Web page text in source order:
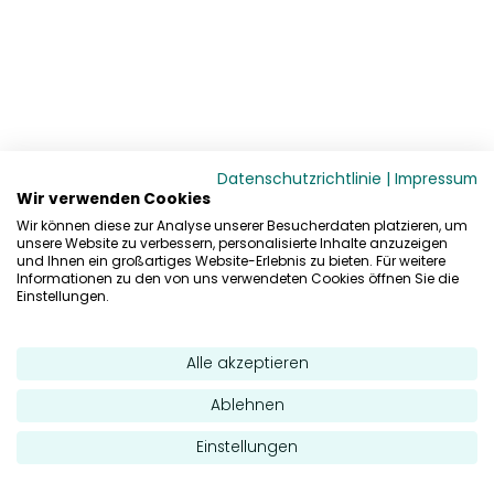
Datenschutzrichtlinie | Impressum
Wir verwenden Cookies
Wir können diese zur Analyse unserer Besucherdaten platzieren, um
unsere Website zu verbessern, personalisierte Inhalte anzuzeigen
und Ihnen ein großartiges Website-Erlebnis zu bieten. Für weitere
Informationen zu den von uns verwendeten Cookies öffnen Sie die
Einstellungen.
Alle akzeptieren
Ablehnen
Einstellungen